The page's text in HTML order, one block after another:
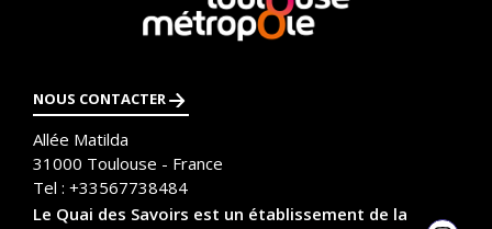
savoir
plus
NOUS CONTACTER
Allée Matilda
31000 Toulouse - France
Tel : +33567738484
Le Quai des Savoirs est un établissement de la